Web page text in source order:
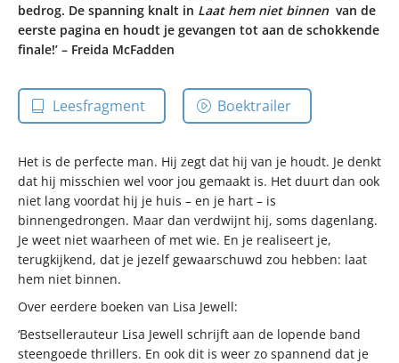
bedrog. De spanning knalt in Laat hem niet binnen van de
eerste pagina en houdt je gevangen tot aan de schokkende
finale!’ – Freida McFadden
Leesfragment Boektrailer
Het is de perfecte man. Hij zegt dat hij van je houdt. Je denkt
dat hij misschien wel voor jou gemaakt is. Het duurt dan ook
niet lang voordat hij je huis – en je hart – is
binnengedrongen. Maar dan verdwijnt hij, soms dagenlang.
Je weet niet waarheen of met wie. En je realiseert je,
terugkijkend, dat je jezelf gewaarschuwd zou hebben: laat
hem niet binnen.
Over eerdere boeken van Lisa Jewell:
‘Bestsellerauteur Lisa Jewell schrijft aan de lopende band
steengoede thrillers. En ook dit is weer zo spannend dat je